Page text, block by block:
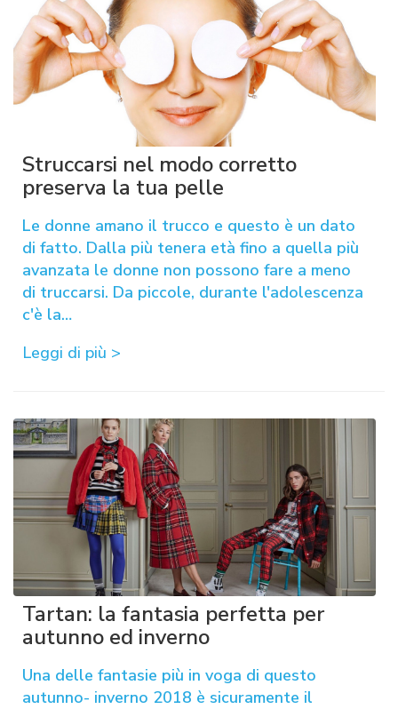
Struccarsi nel modo corretto
preserva la tua pelle
Le donne amano il trucco e questo è un dato
di fatto. Dalla più tenera età fino a quella più
avanzata le donne non possono fare a meno
di truccarsi. Da piccole, durante l'adolescenza
c'è la…
Leggi di più >
Tartan: la fantasia perfetta per
autunno ed inverno
Una delle fantasie più in voga di questo
autunno- inverno 2018 è sicuramente il